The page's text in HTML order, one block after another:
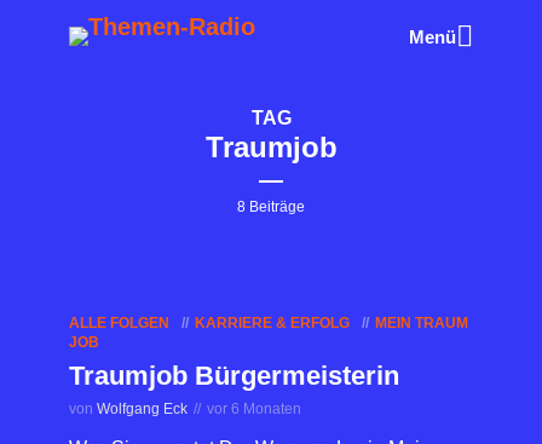
Menü
TAG
Traumjob
8 Beiträge
ALLE FOLGEN KARRIERE & ERFOLG
MEIN TRAUM
JOB
Traumjob Bürgermeisterin
von Wolfgang Eck vor 6 Monaten